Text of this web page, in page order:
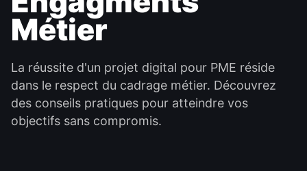
Métier
La réussite d'un projet digital pour PME réside
dans le respect du cadrage métier. Découvrez
des conseils pratiques pour atteindre vos
objectifs sans compromis.